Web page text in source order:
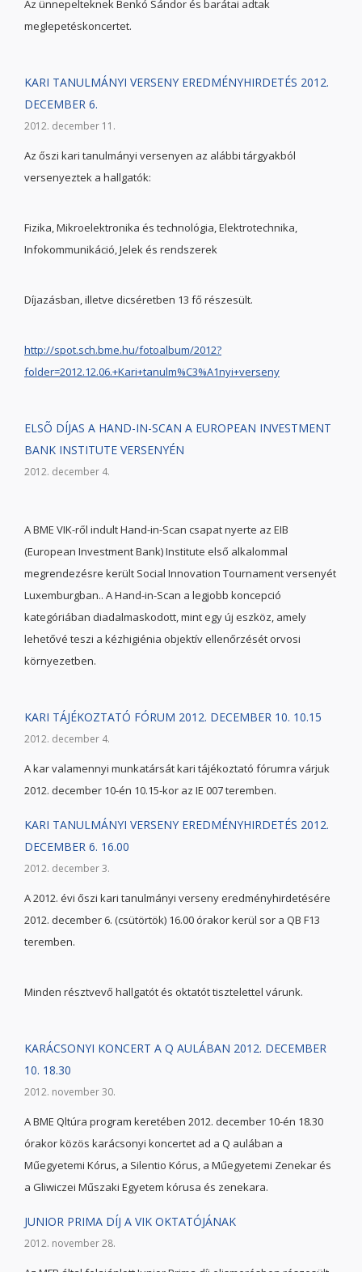
Az ünnepelteknek Benkó Sándor és barátai adtak
meglepetéskoncertet.
KARI TANULMÁNYI VERSENY EREDMÉNYHIRDETÉS 2012.
DECEMBER 6.
2012. december 11.
Az őszi kari tanulmányi versenyen az alábbi tárgyakból
versenyeztek a hallgatók:
Fizika, Mikroelektronika és technológia, Elektrotechnika,
Infokommunikáció, Jelek és rendszerek
Díjazásban, illetve dicséretben 13 fő részesült.
http://spot.sch.bme.hu/fotoalbum/2012?
folder=2012.12.06.+Kari+tanulm%C3%A1nyi+verseny
ELSÕ DÍJAS A HAND-IN-SCAN A EUROPEAN INVESTMENT
BANK INSTITUTE VERSENYÉN
2012. december 4.
A BME VIK-ről indult Hand-in-Scan csapat nyerte az EIB
(European Investment Bank) Institute első alkalommal
megrendezésre került Social Innovation Tournament versenyét
Luxemburgban.. A Hand-in-Scan a legjobb koncepció
kategóriában diadalmaskodott, mint egy új eszköz, amely
lehetővé teszi a kézhigiénia objektív ellenőrzését orvosi
környezetben.
KARI TÁJÉKOZTATÓ FÓRUM 2012. DECEMBER 10. 10.15
2012. december 4.
A kar valamennyi munkatársát kari tájékoztató fórumra várjuk
2012. december 10-én 10.15-kor az IE 007 teremben.
KARI TANULMÁNYI VERSENY EREDMÉNYHIRDETÉS 2012.
DECEMBER 6. 16.00
2012. december 3.
A 2012. évi őszi kari tanulmányi verseny eredményhirdetésére
2012. december 6. (csütörtök) 16.00 órakor kerül sor a QB F13
teremben.
Minden résztvevő hallgatót és oktatót tisztelettel várunk.
KARÁCSONYI KONCERT A Q AULÁBAN 2012. DECEMBER
10. 18.30
2012. november 30.
A BME Qltúra program keretében 2012. december 10-én 18.30
órakor közös karácsonyi koncertet ad a Q aulában a
Műegyetemi Kórus, a Silentio Kórus, a Műegyetemi Zenekar és
a Gliwiczei Műszaki Egyetem kórusa és zenekara.
JUNIOR PRIMA DÍJ A VIK OKTATÓJÁNAK
2012. november 28.